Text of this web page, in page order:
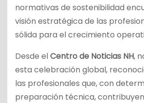
normativas de sostenibilidad
visión estratégica de las
sólida para el crecimiento
Desde elCentro de Noticias NH,
esta celebración global,
las profesionales que, con
preparación técnica,